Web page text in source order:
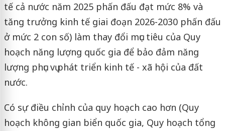
tế cả nước năm 2025 phấn đấu đạt mức 8% và
tăng trưởng kinh tế giai đoạn 2026-2030 phấn đấu
ở mức 2 con số) làm thay đổi mục tiêu của Quy
hoạch năng lượng quốc gia để bảo đảm năng
lượng phục vụ phát triển kinh tế - xã hội của đất
nước.
Có sự điều chỉnh của quy hoạch cao hơn (Quy
hoạch không gian biển quốc gia, Quy hoạch tổng